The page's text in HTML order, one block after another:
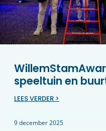
speeltuin en
LEES VERDER >
9 december 2025